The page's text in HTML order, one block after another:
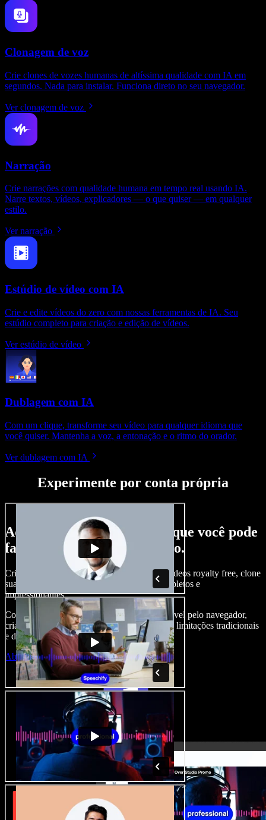
Clonagem de voz
Crie clones de vozes humanas de altíssima qualidade com IA em
segundos. Nada para instalar. Funciona direto no seu navegador.
Ver clonagem de voz
Narração
Crie narrações com qualidade humana em tempo real usando IA.
Narre textos, vídeos, explicadores — o que quiser — em qualquer
estilo.
Ver narração
Estúdio de vídeo com IA
Crie e edite vídeos do zero com nossas ferramentas de IA. Seu
estúdio completo para criação e edição de vídeos.
Ver estúdio de vídeo
Dublagem com IA
Com um clique, transforme seu vídeo para qualquer idioma que
você quiser. Mantenha a voz, a entonação e o ritmo do orador.
Ver dublagem com IA
Experimente por conta própria
Aqui vai só um gostinho do que você pode
fazer com o Speechify Studio.
Crie narrações, adicione imagens, áudios e vídeos royalty free, clone
sua voz e produza projetos audiovisuais completos e
impressionantes.
Com curva de aprendizado zero e tudo acessível pelo navegador,
criadores de conteúdo conseguem ir além das limitações tradicionais
e dar vida a todas as suas ideias.
Abrir o Studio